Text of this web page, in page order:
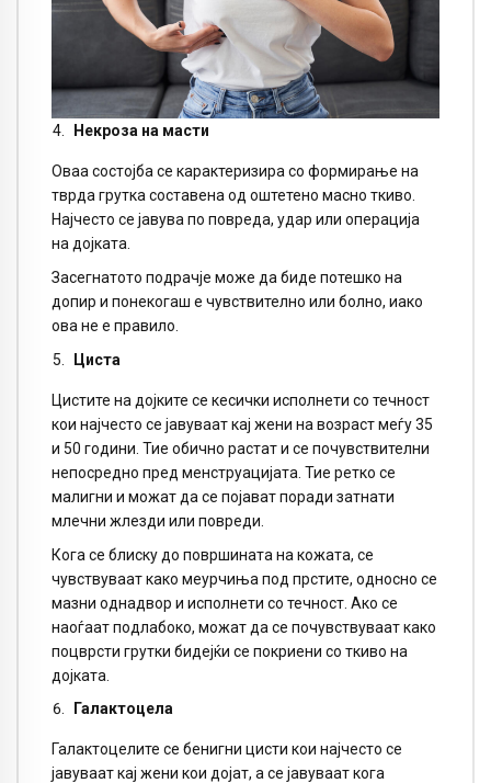
Некроза на масти
Оваа состојба се карактеризира со формирање на
тврда грутка составена од оштетено масно ткиво.
Најчесто се јавува по повреда, удар или операција
на дојката.
Засегнатото подрачје може да биде потешко на
допир и понекогаш е чувствително или болно, иако
ова не е правило.
Циста
Цистите на дојките се кесички исполнети со течност
кои најчесто се јавуваат кај жени на возраст меѓу 35
и 50 години. Тие обично растат и се почувствителни
непосредно пред менструацијата. Тие ретко се
малигни и можат да се појават поради затнати
млечни жлезди или повреди.
Кога се блиску до површината на кожата, се
чувствуваат како меурчиња под прстите, односно се
мазни однадвор и исполнети со течност. Ако се
наоѓаат подлабоко, можат да се почувствуваат како
поцврсти грутки бидејќи се покриени со ткиво на
дојката.
Галактоцела
Галактоцелите се бенигни цисти кои најчесто се
јавуваат кај жени кои дојат, а се јавуваат кога